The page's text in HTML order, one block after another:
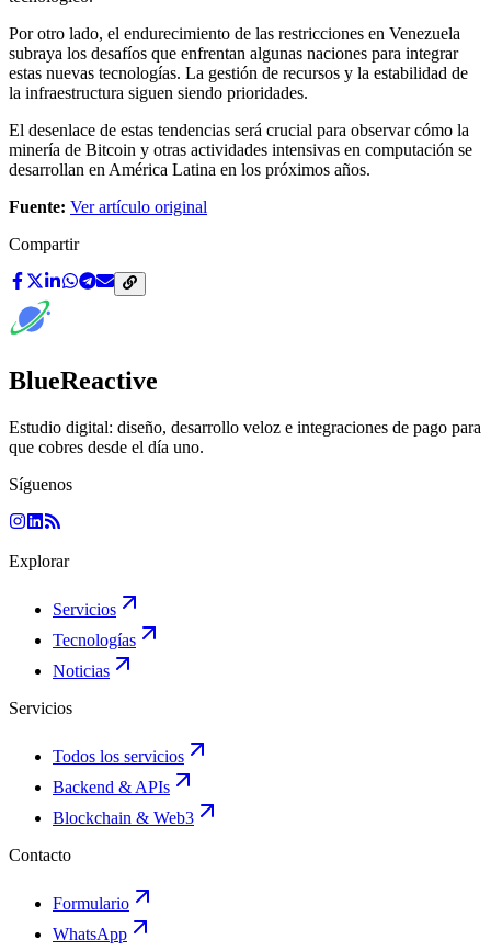
Por otro lado, el endurecimiento de las restricciones en Venezuela
subraya los desafíos que enfrentan algunas naciones para integrar
estas nuevas tecnologías. La gestión de recursos y la estabilidad de
la infraestructura siguen siendo prioridades.
El desenlace de estas tendencias será crucial para observar cómo la
minería de Bitcoin y otras actividades intensivas en computación se
desarrollan en América Latina en los próximos años.
Fuente: Ver artículo original
Compartir
BlueReactive
Estudio digital: diseño, desarrollo veloz e integraciones de pago para
que cobres desde el día uno.
Síguenos
Explorar
Servicios
Tecnologías
Noticias
Servicios
Todos los servicios
Backend & APIs
Blockchain & Web3
Contacto
Formulario
WhatsApp